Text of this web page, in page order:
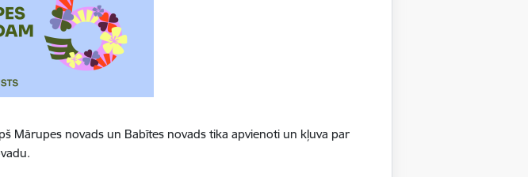
Mārupes novads un Babītes novads tika apvienoti un kļuva par